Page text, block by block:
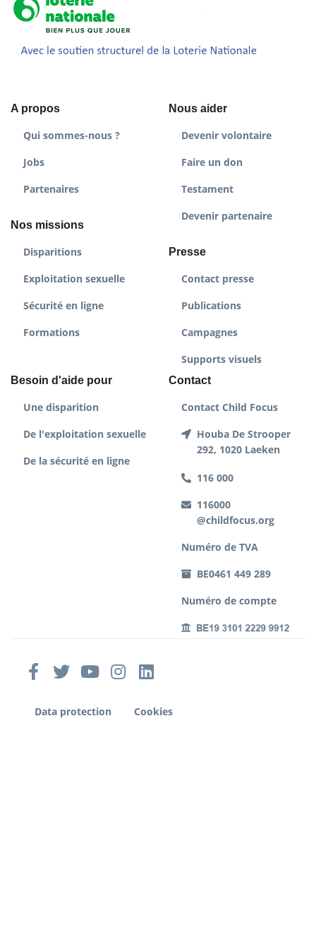
A propos
Qui sommes-nous ?
Jobs
Partenaires
Nos missions
Disparitions
Exploitation sexuelle
Sécurité en ligne
Formations
Nous aider
Devenir volontaire
Faire un don
Testament
Devenir partenaire
Presse
Contact presse
Publications
Campagnes
Supports visuels
Besoin d'aide pour
Une disparition
De l'exploitation sexuelle
De la sécurité en ligne
Contact
Contact Child Focus
Houba De Strooper
292, 1020 Laeken
116 000
116000
@childfocus.org
Numéro de TVA
BE0461 449 289
Numéro de compte
Data protection Cookies